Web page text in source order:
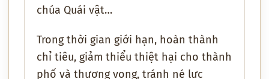
chúa Quái vật…
Trong thời gian giới hạn, hoàn thành
chỉ tiêu, giảm thiểu thiệt hại cho thành
phố và thương vong, tránh né lực